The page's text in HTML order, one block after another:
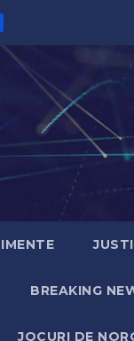
BREAKING
JOCURI DE